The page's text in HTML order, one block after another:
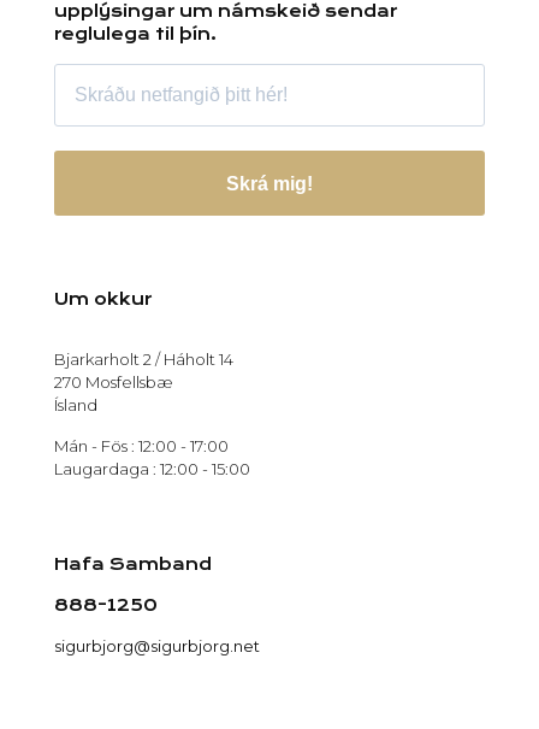
upplýsingar um námskeið sendar
reglulega til þín.
Skrá mig!
Um okkur
Bjarkarholt 2 / Háholt 14
270 Mosfellsbæ
Ísland
Mán - Fös : 12:00 - 17:00
Laugardaga : 12:00 - 15:00
Hafa Samband
888-1250
sigurbjorg@sigurbjorg.net